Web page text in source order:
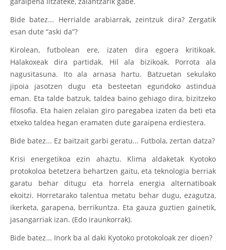
Bide batez... Herrialde arabiarrak, zeintzuk dira? Zergatik
esan dute “aski da”?
Kirolean, futbolean ere, izaten dira egoera kritikoak.
Halakoxeak dira partidak. Hil ala bizikoak. Porrota ala
nagusitasuna. Ito ala arnasa hartu. Batzuetan sekulako
jipoia jasotzen dugu eta besteetan egundoko astindua
eman. Eta talde batzuk, taldea baino gehiago dira, bizitzeko
filosofia. Eta haien zelaian giro paregabea izaten da beti eta
etxeko taldea hegan eramaten dute garaipena erdiestera.
Bide batez... Ez baitzait garbi geratu... Futbola, zertan datza?
Krisi energetikoa ezin ahaztu. Klima aldaketak Kyotoko
protokoloa betetzera behartzen gaitu, eta teknologia berriak
garatu behar ditugu eta horrela energia alternatiboak
ekoitzi. Horretarako talentua metatu behar dugu, ezagutza,
ikerketa, garapena, berrikuntza. Eta gauza guztien gainetik,
jasangarriak izan. (Edo iraunkorrak).
Bide batez... Inork ba al daki Kyotoko protokoloak zer dioen?